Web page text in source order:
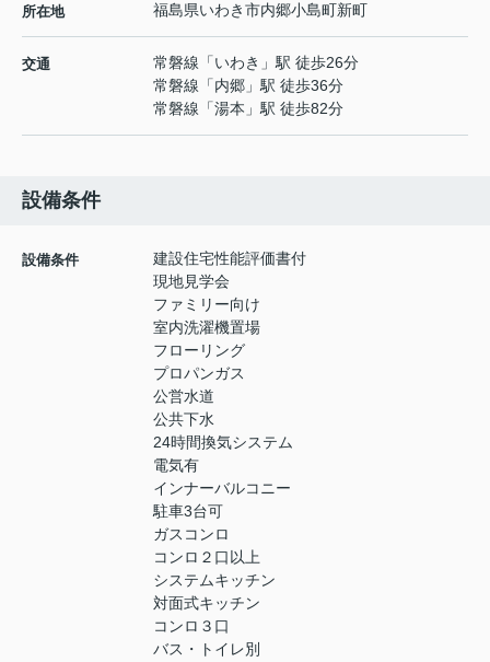
所在地 福島県いわき市内郷小島町新町
交通 常磐線 「いわき 」駅 徒歩26分
常磐線 「内郷 」駅 徒歩36分
常磐線 「湯本 」駅 徒歩82分
設備条件
設備条件
建設住宅性能評価書付
現地見学会
ファミリー向け
室内洗濯機置場
フローリング
プロパンガス
公営水道
公共下水
24時間換気システム
電気有
インナーバルコニー
駐車3台可
ガスコンロ
コンロ２口以上
システムキッチン
対面式キッチン
コンロ３口
バス・トイレ別